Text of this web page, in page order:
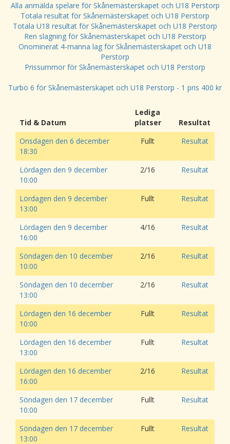
Alla anmälda spelare för Skånemästerskapet och U18 Perstorp
Totala resultat för Skånemästerskapet och U18 Perstorp
Totala U18 resultat för Skånemästerskapet och U18 Perstorp
Ren slagning för Skånemästerskapet och U18 Perstorp
Onominerat 4-manna lag för Skånemästerskapet och U18
Perstorp
Prissummor för Skånemästerskapet och U18 Perstorp
Turbo 6 för Skånemästerskapet och U18 Perstorp - 1 pris 400 kr
Tid & Datum
Lediga
platser
Resultat
Onsdagen den 6 december
18:30
Fullt Resultat
Lördagen den 9 december
10:00
2/16 Resultat
Lördagen den 9 december
13:00
Fullt Resultat
Lördagen den 9 december
16:00
4/16 Resultat
Söndagen den 10 december
10:00
2/16 Resultat
Söndagen den 10 december
13:00
2/16 Resultat
Lördagen den 16 december
10:00
Fullt Resultat
Lördagen den 16 december
13:00
Fullt Resultat
Lördagen den 16 december
16:00
2/16 Resultat
Söndagen den 17 december
10:00
Fullt Resultat
Söndagen den 17 december
13:00
Fullt Resultat